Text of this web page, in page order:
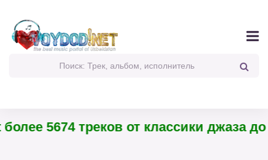
5674 треков от классики джаза до